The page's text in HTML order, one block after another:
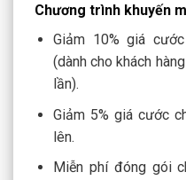
Chương trình khuyến
Giảm 10% giá
(dành cho khách
lần).
Giảm 5% giá cước
lên.
Miễn phí đóng gói